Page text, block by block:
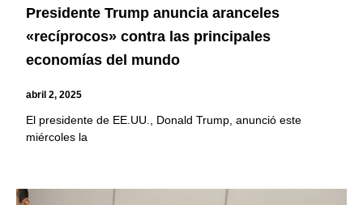
Presidente Trump anuncia aranceles
«recíprocos» contra las principales
economías del mundo
abril 2, 2025
El presidente de EE.UU., Donald Trump, anunció este
miércoles la